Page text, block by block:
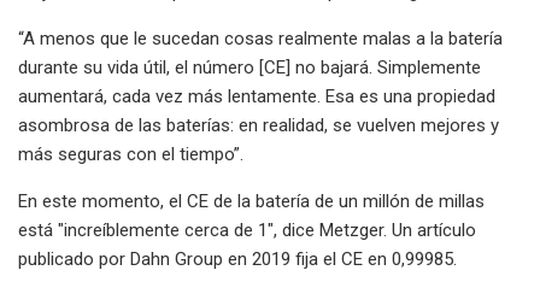
“A menos que le sucedan cosas realmente malas a la batería
durante su vida útil, el número [CE] no bajará. Simplemente
aumentará, cada vez más lentamente. Esa es una propiedad
asombrosa de las baterías: en realidad, se vuelven mejores y
más seguras con el tiempo”.
En este momento, el CE de la batería de un millón de millas
está "increíblemente cerca de 1", dice Metzger. Un artículo
publicado por Dahn Group en 2019 fija el CE en 0,99985.